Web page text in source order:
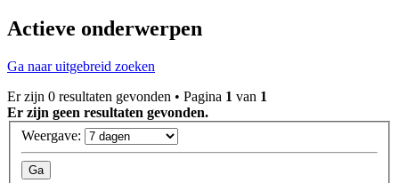
Actieve onderwerpen
Ga naar uitgebreid zoeken
Er zijn 0 resultaten gevonden • Pagina 1 van 1
Er zijn geen resultaten gevonden.
Weergave: